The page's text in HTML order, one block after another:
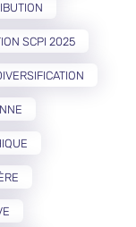
SCPI 2025